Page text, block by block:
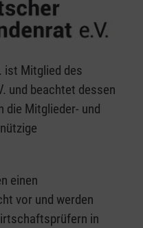
ist Mitglied des
und beachtet dessen
die Mitglieder- und
einen
vor und werden
in